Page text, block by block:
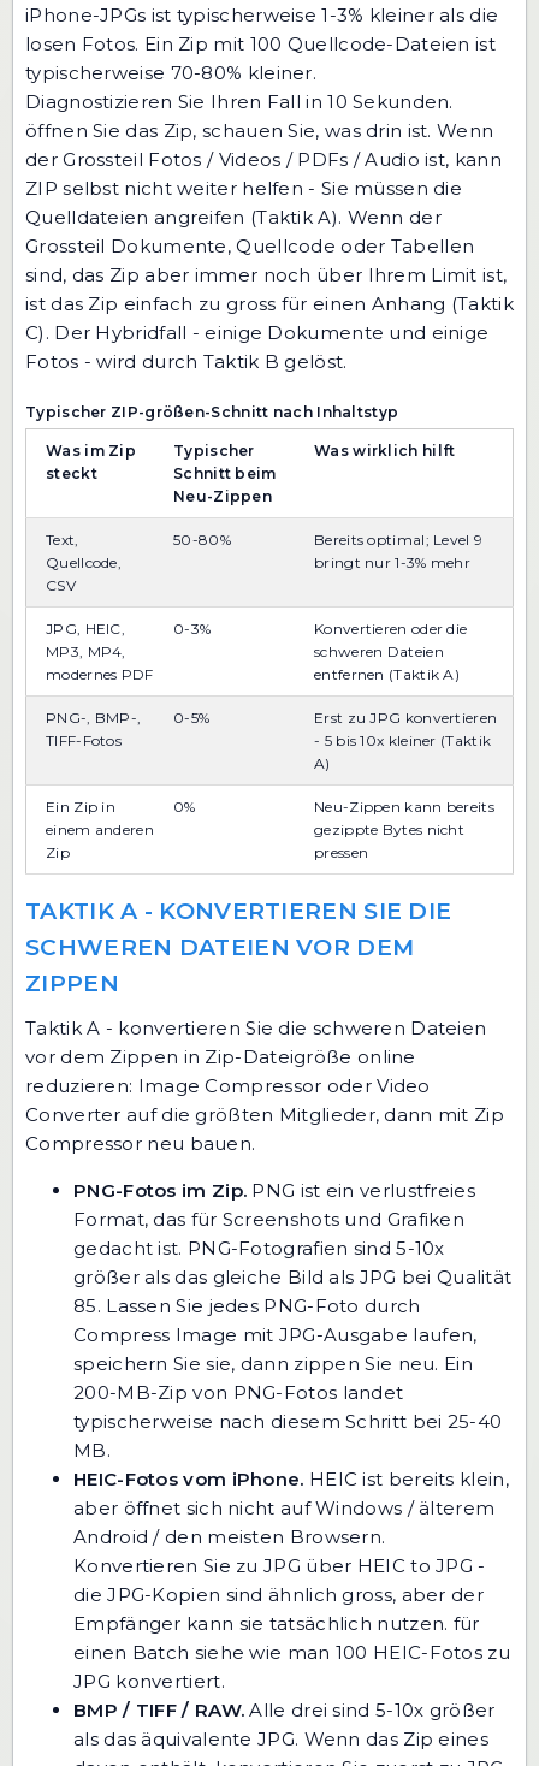
iPhone-JPGs ist typischerweise 1-3% kleiner als die
losen Fotos. Ein Zip mit 100 Quellcode-Dateien ist
typischerweise 70-80% kleiner.
Diagnostizieren Sie Ihren Fall in 10 Sekunden.
öffnen Sie das Zip, schauen Sie, was drin ist. Wenn
der Grossteil Fotos / Videos / PDFs / Audio ist, kann
ZIP selbst nicht weiter helfen - Sie müssen die
Quelldateien angreifen (Taktik A). Wenn der
Grossteil Dokumente, Quellcode oder Tabellen
sind, das Zip aber immer noch über Ihrem Limit ist,
ist das Zip einfach zu gross für einen Anhang (Taktik
C). Der Hybridfall - einige Dokumente und einige
Fotos - wird durch Taktik B gelöst.
Typischer ZIP-größen-Schnitt nach Inhaltstyp
Was im Zip
steckt
Typischer
Schnitt beim
Neu-Zippen
Was wirklich hilft
Text,
Quellcode,
CSV
50-80%
Bereits optimal; Level 9
bringt nur 1-3% mehr
JPG, HEIC,
MP3, MP4,
modernes PDF
0-3%
Konvertieren oder die
schweren Dateien
entfernen (Taktik A)
PNG-, BMP-,
TIFF-Fotos
0-5%
Erst zu JPG konvertieren
- 5 bis 10x kleiner (Taktik
A)
Ein Zip in
einem anderen
Zip
0%
Neu-Zippen kann bereits
gezippte Bytes nicht
pressen
TAKTIK A - KONVERTIEREN SIE DIE
SCHWEREN DATEIEN VOR DEM
ZIPPEN
Taktik A - konvertieren Sie die schweren Dateien
vor dem Zippen in Zip-Dateigröße online
reduzieren: Image Compressor oder Video
Converter auf die größten Mitglieder, dann mit Zip
Compressor neu bauen.
PNG-Fotos im Zip. PNG ist ein verlustfreies
Format, das für Screenshots und Grafiken
gedacht ist. PNG-Fotografien sind 5-10x
größer als das gleiche Bild als JPG bei Qualität
85. Lassen Sie jedes PNG-Foto durch
Compress Image mit JPG-Ausgabe laufen,
speichern Sie sie, dann zippen Sie neu. Ein
200-MB-Zip von PNG-Fotos landet
typischerweise nach diesem Schritt bei 25-40
MB.
HEIC-Fotos vom iPhone. HEIC ist bereits klein,
aber öffnet sich nicht auf Windows / älterem
Android / den meisten Browsern.
Konvertieren Sie zu JPG über HEIC to JPG -
die JPG-Kopien sind ähnlich gross, aber der
Empfänger kann sie tatsächlich nutzen. für
einen Batch siehewie man 100 HEIC-Fotos zu
JPG konvertiert.
BMP / TIFF / RAW. Alle drei sind 5-10x größer
als das äquivalente JPG. Wenn das Zip eines